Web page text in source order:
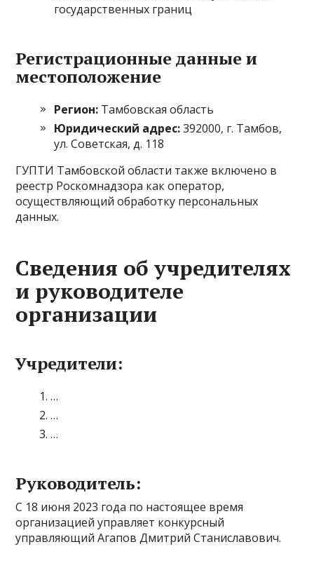
государственных границ
Регистрационные данные и
местоположение
Регион: Тамбовская область
Юридический адрес:392000, г. Тамбов,
ул. Советская, д. 118
ГУПТИ Тамбовской области также включено в
реестр Роскомнадзора как оператор,
осуществляющий обработку персональных
данных.
Сведения об учредителях
и руководителе
организации
Учредители:
…
…
…
Руководитель:
С 18 июня 2023 года по настоящее время
организацией управляет конкурсный
управляющий Агапов Дмитрий Станиславович.